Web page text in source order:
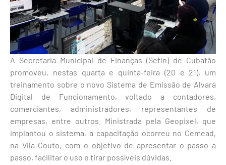
A Secretaria Municipal de Finanças (Sefin) de Cubatão
promoveu, nestas quarta e quinta-feira (20 e 21), um
treinamento sobre o novo Sistema de Emissão de Alvará
Digital de Funcionamento, voltado a contadores,
comerciantes, administradores, representantes de
empresas, entre outros. Ministrada pela Geopixel, que
implantou o sistema, a capacitação ocorreu no Cemead,
na Vila Couto, com o objetivo de apresentar o passo a
passo, facilitar o uso e tirar possíveis dúvidas.